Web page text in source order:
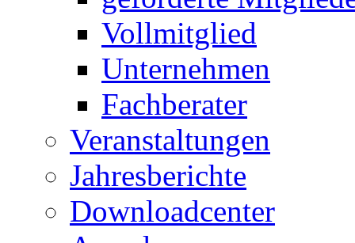
Vollmitglied
Unternehmen
Fachberater
Veranstaltungen
Jahresberichte
Downloadcenter